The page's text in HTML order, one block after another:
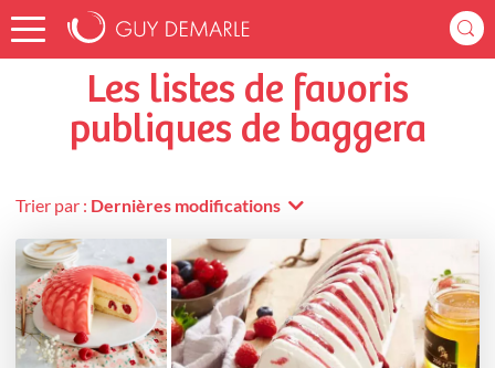
Accueil baggera Listes de favoris
Les listes de favoris
publiques de baggera
Trier par : Dernières modifications